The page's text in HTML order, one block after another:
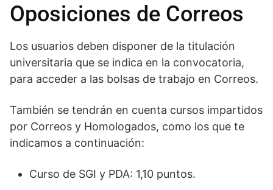
Oposiciones de Correos
Los usuarios deben disponer de la titulación
universitaria que se indica en la convocatoria,
para acceder a las bolsas de trabajo en Correos.
También se tendrán en cuenta cursos impartidos
por Correos y Homologados, como los que te
indicamos a continuación:
Curso de SGI y PDA: 1,10 puntos.